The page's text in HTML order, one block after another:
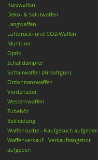
Kurzwaffen
Deko- & Salutwaffen
Langwaffen
Luftdruck- und CO2-Waffen
Munition
Optik
Schalldämpfer
Softairwaffen (Airsoftgun)
Ordonnanzwaffen
Vorderlader
Westernwaffen
Zubehör
Bekleidung
Waffensuche - Kaufgesuch aufgeben
Waffenverkauf - Verkaufsangebot
aufgeben